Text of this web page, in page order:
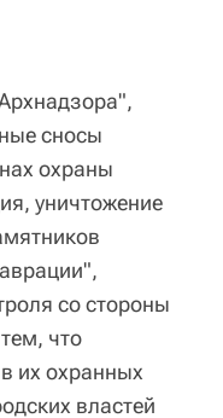
сносы
охраны
уничтожение
со стороны
что
их охранных
властей